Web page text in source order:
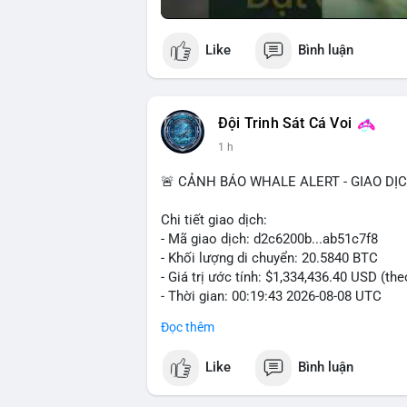
Like Bình luận
Đội Trinh Sát Cá Voi
1 h
🚨 CẢNH BÁO WHALE ALERT - GIAO
Chi tiết giao dịch:
- Mã giao dịch: d2c6200b...ab51c7f8
- Khối lượng di chuyển: 20.5840 BTC
- Giá trị ước tính: $1,334,436.40 USD
- Thời gian: 00:19:43 2026-08-08 UTC
Nhận định phân tích: Giao dịch 20.58
đủ tạo áp lực bán trực tiếp lên sàn.
Đọc thêm
Like Bình luận